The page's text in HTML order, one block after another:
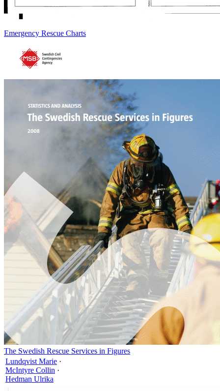
Emergency Rescue Charts
The Swedish Rescue Services in Figures
Lundqvist Marie ·
McIntyre Collin ·
Hedman Ulrika